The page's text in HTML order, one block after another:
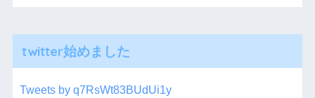
twitter始めました
Tweets by q7RsWt83BUdUi1y